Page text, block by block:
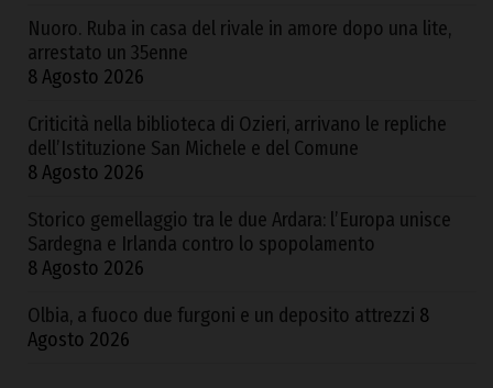
Nuoro. Ruba in casa del rivale in amore dopo una lite,
arrestato un 35enne
8 Agosto 2026
Criticità nella biblioteca di Ozieri, arrivano le repliche
dell’Istituzione San Michele e del Comune
8 Agosto 2026
Storico gemellaggio tra le due Ardara: l’Europa unisce
Sardegna e Irlanda contro lo spopolamento
8 Agosto 2026
Olbia, a fuoco due furgoni e un deposito attrezzi 8
Agosto 2026